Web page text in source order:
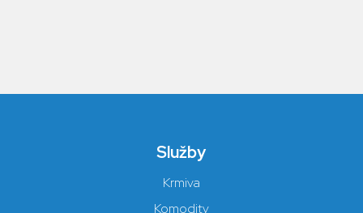
Služby
Krmiva
Komodity